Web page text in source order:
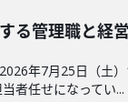
る管理職と経
年7月25日（土
者任せになってい...